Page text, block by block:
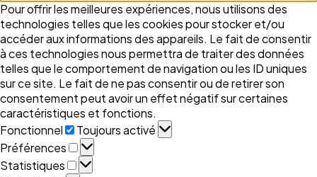
Pour offrir les meilleures expériences, nous utilisons des
technologies telles que les cookies pour stocker et/ou
accéder aux informations des appareils. Le fait de consentir
à ces technologies nous permettra de traiter des données
telles que le comportement de navigation ou les ID uniques
sur ce site. Le fait de ne pas consentir ou de retirer son
consentement peut avoir un effet négatif sur certaines
caractéristiques et fonctions.
Fonctionnel
Fonctionnel
Toujours activé
Préférences
Préférences
Statistiques
Statistiques